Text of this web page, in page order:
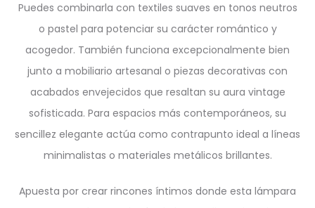
Puedes combinarla con textiles suaves en tonos neutros
o pastel para potenciar su carácter romántico y
acogedor. También funciona excepcionalmente bien
junto a mobiliario artesanal o piezas decorativas con
acabados envejecidos que resaltan su aura vintage
sofisticada. Para espacios más contemporáneos, su
sencillez elegante actúa como contrapunto ideal a líneas
minimalistas o materiales metálicos brillantes.
Apuesta por crear rincones íntimos donde esta lámpara